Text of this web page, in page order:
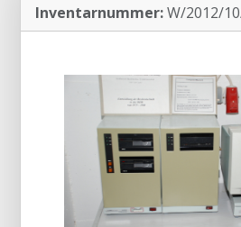
Inventarnummer:W/2012/